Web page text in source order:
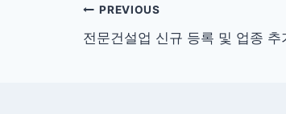
글
탐
PREVIOUS
전문건설업 신규 등록 및 업종 추